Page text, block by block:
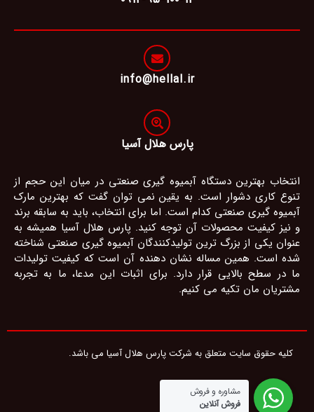
پارس هلال آسیا
انتخاب بهترین دستگاه آبمیوه گیری صنعتی در میان این حجم از
تنوع کاری دشوار است. به یقین نمی توان گفت که بهترین مارک
آبمیوه گیری صنعتی کدام است. اما برای انتخاب، باید به سابقه برند
و نیز کیفیت محصولات آن توجه کنید. پارس هلال آسیا همیشه به
عنوان یکی از بزرگ ترین تولیدکنندگان آبمیوه گیری صنعتی شناخته
شده است. همین مساله نشان دهنده آن است که کیفیت تولیدات
ما در سطح بالایی قرار دارد. برای اثبات این مدعا، ما به تجربه
مشتریان مان تکیه می کنیم.
info@hellal.ir
کلیه حقوق سایت متعلق به شرکت پارس هلال آسیا می باشد.
مشاوره و فروش
فروش آنلاین